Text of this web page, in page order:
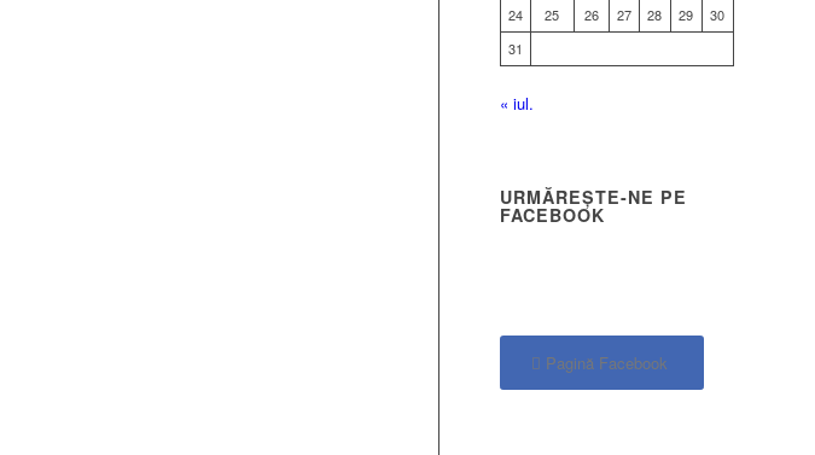
24
25 26 27 28 29
30
31
« iul.
URMĂREȘTE-NE PE
FACEBOOK
Pagină Facebook